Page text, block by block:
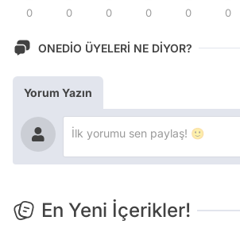
0 0 0 0 0 0
ONEDİO ÜYELERİ NE DİYOR?
Yorum Yazın
En Yeni İçerikler!